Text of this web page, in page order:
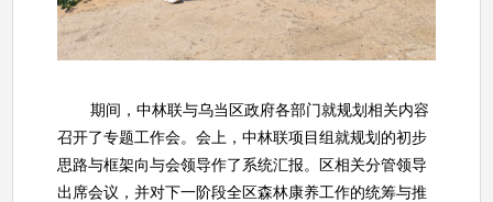
期间，中林联与乌当区政府各部门就规划相关内容
召开了专题工作会。会上，中林联项目组就规划的初步
思路与框架向与会领导作了系统汇报。区相关分管领导
出席会议，并对下一阶段全区森林康养工作的统筹与推